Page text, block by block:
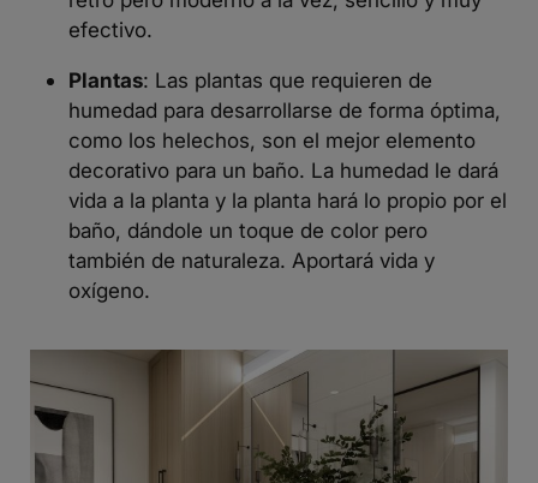
efectivo.
Plantas: Las plantas que requieren de
humedad para desarrollarse de forma óptima,
como los helechos, son el mejor elemento
decorativo para un baño. La humedad le dará
vida a la planta y la planta hará lo propio por el
baño, dándole un toque de color pero
también de naturaleza. Aportará vida y
oxígeno.